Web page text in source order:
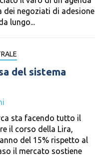
dei negoziati di adesione
lungo...
del sistema
sta facendo tutto il
il corso della Lira,
del 15% rispetto al
il mercato sostiene